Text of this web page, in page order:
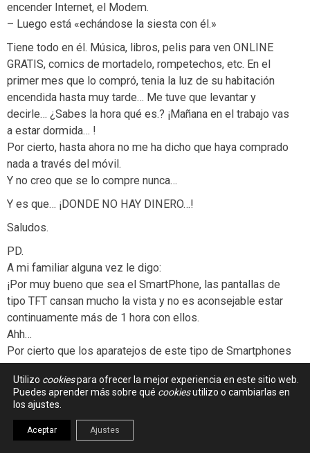
encender Internet, el Modem.
– Luego está «echándose la siesta con él.»
Tiene todo en él. Música, libros, pelis para ven ONLINE
GRATIS, comics de mortadelo, rompetechos, etc. En el
primer mes que lo compró, tenia la luz de su habitación
encendida hasta muy tarde… Me tuve que levantar y
decirle… ¿Sabes la hora qué es.? ¡Mañana en el trabajo vas
a estar dormida… !
Por cierto, hasta ahora no me ha dicho que haya comprado
nada a través del móvil.
Y no creo que se lo compre nunca…
Y es que… ¡DONDE NO HAY DINERO…!
Saludos.
PD.
A mi familiar alguna vez le digo:
¡Por muy bueno que sea el SmartPhone, las pantallas de
tipo TFT cansan mucho la vista y no es aconsejable estar
continuamente más de 1 hora con ellos.
Ahh…
Por cierto que los aparatejos de este tipo de Smartphones
son de tipo Android, Ios, etc y son un poco chapuzas
comparados con las maravillas que se pueden hacer con
Windows, que parece que no ha sabido adaptarse a los
nuevos tiempos.
Todo tiene su tiempo y se hace viejo. Hasta Bill Gates se
Utilizo cookiespara ofrecer la mejor experiencia en este sitio web.
Puedes aprender más sobre qué cookiesutilizo o cambiarlas en
los ajustes.
Aceptar Ajustes